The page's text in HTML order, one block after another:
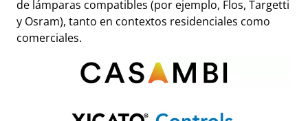
de lámparas compatibles (por ejemplo, Flos, Targetti
y Osram), tanto en contextos residenciales como
comerciales.